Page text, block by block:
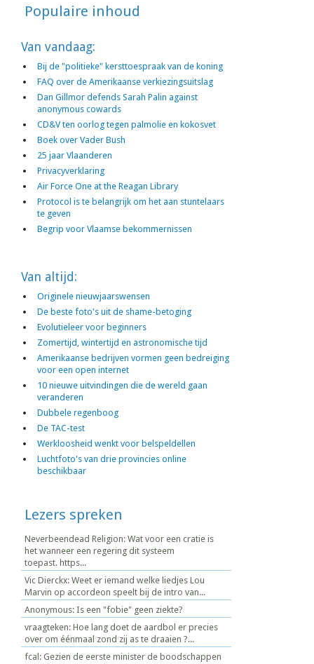
Populaire inhoud
Van vandaag:
Bij de "politieke" kersttoespraak van de koning
FAQ over de Amerikaanse verkiezingsuitslag
Dan Gillmor defends Sarah Palin against
anonymous cowards
CD&V ten oorlog tegen palmolie en kokosvet
Boek over Vader Bush
25 jaar Vlaanderen
Privacyverklaring
Air Force One at the Reagan Library
Protocol is te belangrijk om het aan stuntelaars
te geven
Begrip voor Vlaamse bekommernissen
Van altijd:
Originele nieuwjaarswensen
De beste foto's uit de shame-betoging
Evolutieleer voor beginners
Zomertijd, wintertijd en astronomische tijd
Amerikaanse bedrijven vormen geen bedreiging
voor een open internet
10 nieuwe uitvindingen die de wereld gaan
veranderen
Dubbele regenboog
De TAC-test
Werkloosheid wenkt voor belspeldellen
Luchtfoto's van drie provincies online
beschikbaar
Lezers spreken
Neverbeendead Religion: Wat voor een cratie is
het wanneer een regering dit systeem
toepast. https...
Vic Dierckx: Weet er iemand welke liedjes Lou
Marvin op accordeon speelt bij de intro van...
Anonymous: Is een "fobie" geen ziekte?
vraagteken: Hoe lang doet de aardbol er precies
over om éénmaal zond zij as te draaien ?...
fcal: Gezien de eerste minister de boodschappen